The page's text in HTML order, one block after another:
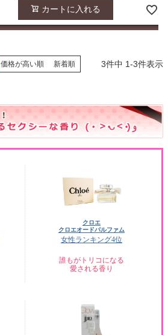
カートに入れる
価格が高い順 新着順 3件中 1-3件表示
クロエ
クロエオードパルファム
女性ランキング4位
誰もがトリコになる
愛される香り